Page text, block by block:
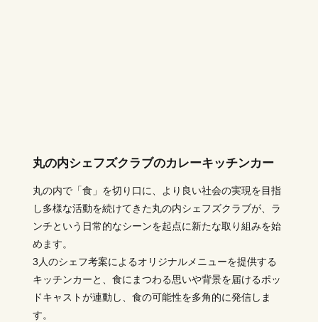
丸の内シェフズクラブのカレーキッチンカー
丸の内で「食」を切り口に、より良い社会の実現を目指
し多様な活動を続けてきた丸の内シェフズクラブが、ラ
ンチという日常的なシーンを起点に新たな取り組みを始
めます。
3人のシェフ考案によるオリジナルメニューを提供する
キッチンカーと、食にまつわる思いや背景を届けるポッ
ドキャストが連動し、食の可能性を多角的に発信しま
す。